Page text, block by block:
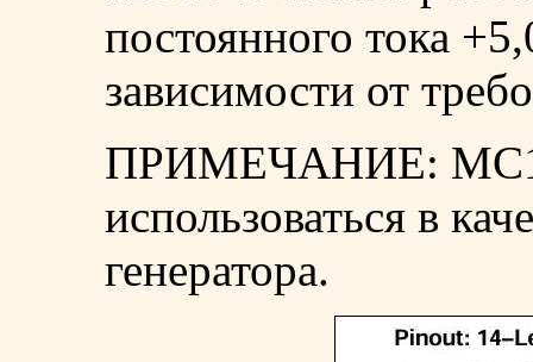
постоянного тока
зависимости от
ПРИМЕЧАНИЕ:
использоваться в
генератора.